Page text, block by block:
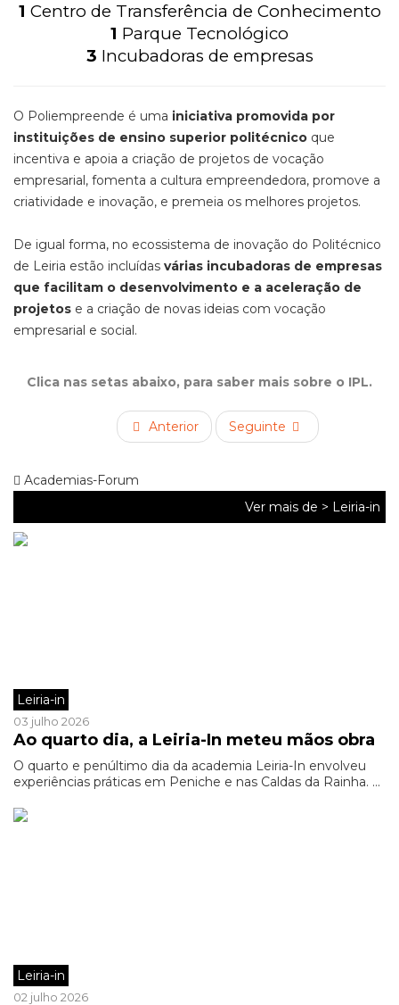
1 Centro de Transferência de Conhecimento
1 Parque Tecnológico
3 Incubadoras de empresas
O Poliempreende é uma iniciativa promovida por
instituições de ensino superior politécnico que
incentiva e apoia a criação de projetos de vocação
empresarial, fomenta a cultura empreendedora, promove a
criatividade e inovação, e premeia os melhores projetos.
De igual forma, no ecossistema de inovação do Politécnico
de Leiria estão incluídas várias incubadoras de empresas
que facilitam o desenvolvimento e a aceleração de
projetos e a criação de novas ideias com vocação
empresarial e social.
Clica nas setas abaixo, para saber mais sobre o IPL.
Anterior Seguinte
Academias-Forum
Ver mais de > Leiria-in
Leiria-in
03 julho 2026
Ao quarto dia, a Leiria-In meteu mãos obra
O quarto e penúltimo dia da academia Leiria-In envolveu
experiências práticas em Peniche e nas Caldas da Rainha. ...
Leiria-in
02 julho 2026